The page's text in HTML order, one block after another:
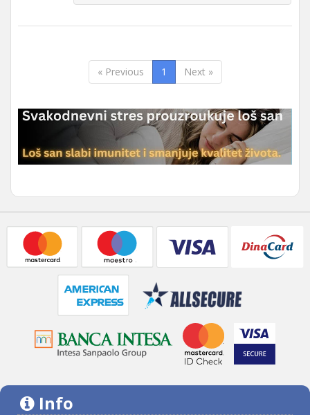
« Previous 1 Next »
Info